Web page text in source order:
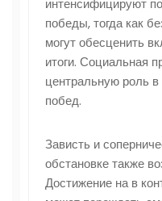
интенсифицируют
победы, тогда как
могут обесценить
итоги. Социальная
центральную роль
побед.
Зависть и
обстановке также
Достижение на в